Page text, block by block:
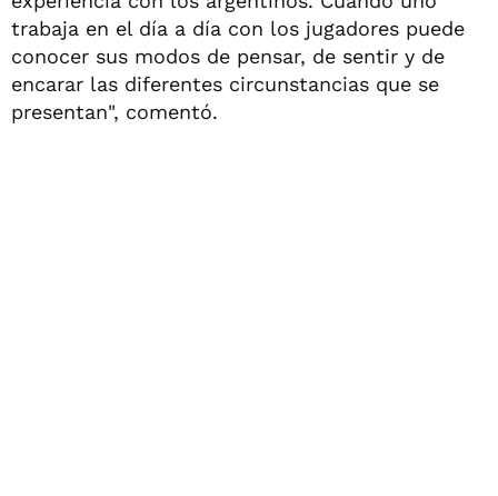
trabaja en el día a día con los jugadores puede
conocer sus modos de pensar, de sentir y de
encarar las diferentes circunstancias que se
presentan", comentó.